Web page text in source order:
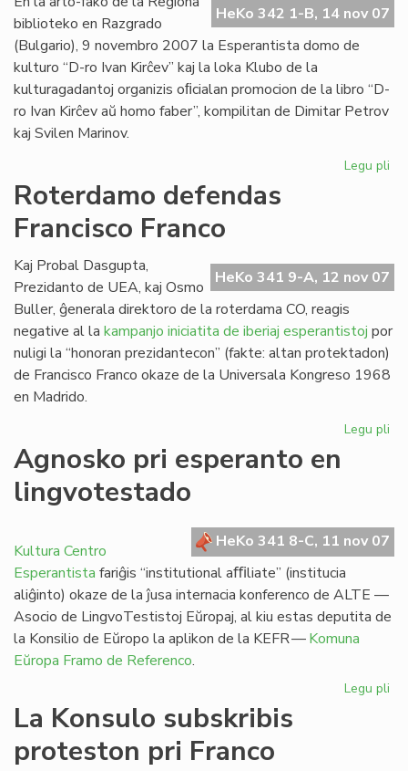
HeKo 342 1-B, 14 nov 07
biblioteko en Razgrado
(Bulgario), 9 novembro 2007 la Esperantista domo de
kulturo “D-ro Ivan Kirĉev” kaj la loka Klubo de la
kulturagadantoj organizis oﬁcialan promocion de la libro “D-
ro Ivan Kirĉev aŭ homo faber”, kompilitan de Dimitar Petrov
kaj Svilen Marinov.
Legu pli
Roterdamo defendas
Francisco Franco
HeKo 341 9-A, 12 nov 07
Kaj Probal Dasgupta,
Prezidanto de UEA, kaj Osmo
Buller, ĝenerala direktoro de la roterdama CO, reagis
negative al la kampanjo iniciatita de iberiaj esperantistoj por
nuligi la “honoran prezidantecon” (fakte: altan protektadon)
de Francisco Franco okaze de la Universala Kongreso 1968
en Madrido.
Legu pli
Agnosko pri esperanto en
lingvotestado
HeKo 341 8-C, 11 nov 07
Kultura Centro
Esperantista fariĝis “institutional aﬃliate” (institucia
aliĝinto) okaze de la ĵusa internacia konferenco de ALTE —
Asocio de LingvoTestistoj Eŭropaj, al kiu estas deputita de
la Konsilio de Eŭropo la aplikon de la KEFR —Komuna
Eŭropa Framo de Referenco.
Legu pli
La Konsulo subskribis
proteston pri Franco